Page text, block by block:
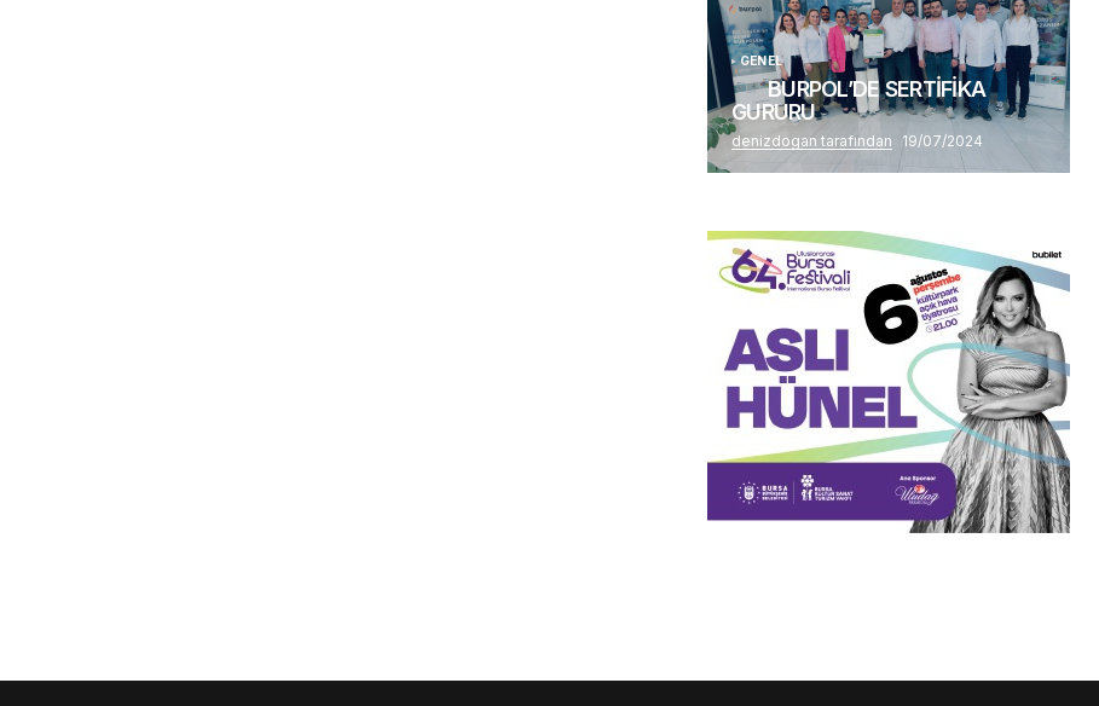
GENEL
BURPOL’DE SERTİFİKA
GURURU
denizdogan tarafından 19/07/2024